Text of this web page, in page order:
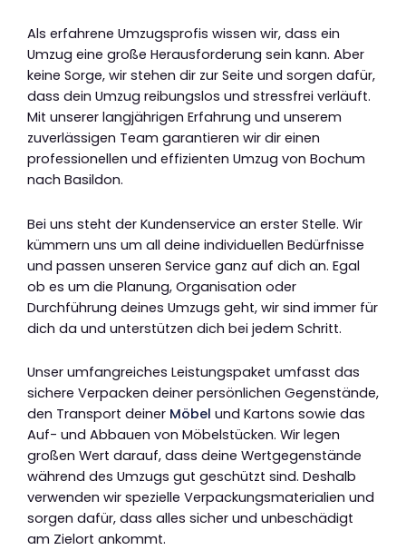
Als erfahrene Umzugsprofis wissen wir, dass ein
Umzug eine große Herausforderung sein kann. Aber
keine Sorge, wir stehen dir zur Seite und sorgen dafür,
dass dein Umzug reibungslos und stressfrei verläuft.
Mit unserer langjährigen Erfahrung und unserem
zuverlässigen Team garantieren wir dir einen
professionellen und effizienten Umzug von Bochum
nach Basildon.
Bei uns steht der Kundenservice an erster Stelle. Wir
kümmern uns um all deine individuellen Bedürfnisse
und passen unseren Service ganz auf dich an. Egal
ob es um die Planung, Organisation oder
Durchführung deines Umzugs geht, wir sind immer für
dich da und unterstützen dich bei jedem Schritt.
Unser umfangreiches Leistungspaket umfasst das
sichere Verpacken deiner persönlichen Gegenstände,
den Transport deiner Möbel und Kartons sowie das
Auf- und Abbauen von Möbelstücken. Wir legen
großen Wert darauf, dass deine Wertgegenstände
während des Umzugs gut geschützt sind. Deshalb
verwenden wir spezielle Verpackungsmaterialien und
sorgen dafür, dass alles sicher und unbeschädigt
am Zielort ankommt.